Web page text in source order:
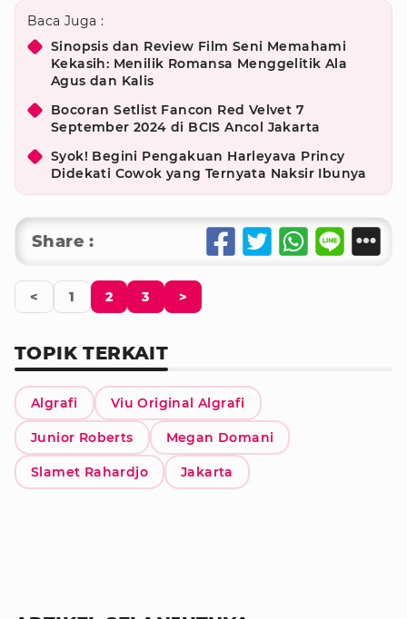
Baca Juga :
Sinopsis dan Review Film Seni Memahami
Kekasih: Menilik Romansa Menggelitik Ala
Agus dan Kalis
Bocoran Setlist Fancon Red Velvet 7
September 2024 di BCIS Ancol Jakarta
Syok! Begini Pengakuan Harleyava Princy
Didekati Cowok yang Ternyata Naksir Ibunya
Share :
< 1 2 3 >
TOPIK TERKAIT
Algrafi Viu Original Algrafi
Junior Roberts Megan Domani
Slamet Rahardjo Jakarta